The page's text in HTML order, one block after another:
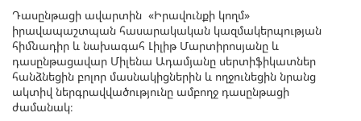
Դասընթացի ավարտին «Իրավունքի կողմ»
իրավապաշտպան հասարակական կազմակերպության
հիմնադիր և նախագահ Լիլիթ Մարտիրոսյանը և
դասընթացավար Միլենա Ադամյանը սերտիֆիկատներ
հանձնեցին բոլոր մասնակիցներին և ողջունեցին նրանց
ակտիվ ներգրավվածությունը ամբողջ դասընթացի
ժամանակ։